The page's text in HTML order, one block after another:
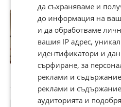
Продава 3-
София,
659 000
1 288
Не се
гр. София,
Продава 4-
да съхраняваме и
до информация на
и да обработваме
вашия IP адрес,
идентификатори и
сърфиране, за
реклами и
реклами и
аудиторията и